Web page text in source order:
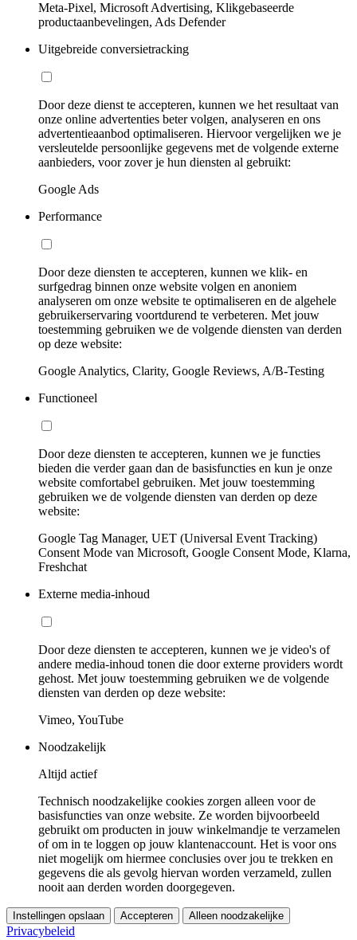
Meta-Pixel, Microsoft Advertising, Klikgebaseerde
productaanbevelingen, Ads Defender
Uitgebreide conversietracking
Door deze dienst te accepteren, kunnen we het resultaat van
onze online advertenties beter volgen, analyseren en ons
advertentieaanbod optimaliseren. Hiervoor vergelijken we je
versleutelde persoonlijke gegevens met de volgende externe
aanbieders, voor zover je hun diensten al gebruikt:
Google Ads
Performance
Door deze diensten te accepteren, kunnen we klik- en
surfgedrag binnen onze website volgen en anoniem
analyseren om onze website te optimaliseren en de algehele
gebruikerservaring voortdurend te verbeteren. Met jouw
toestemming gebruiken we de volgende diensten van derden
op deze website:
Google Analytics, Clarity, Google Reviews, A/B-Testing
Functioneel
Door deze diensten te accepteren, kunnen we je functies
bieden die verder gaan dan de basisfuncties en kun je onze
website comfortabel gebruiken. Met jouw toestemming
gebruiken we de volgende diensten van derden op deze
website:
Google Tag Manager, UET (Universal Event Tracking)
Consent Mode van Microsoft, Google Consent Mode, Klarna,
Freshchat
Externe media-inhoud
Door deze diensten te accepteren, kunnen we je video's of
andere media-inhoud tonen die door externe providers wordt
gehost. Met jouw toestemming gebruiken we de volgende
diensten van derden op deze website:
Vimeo, YouTube
Noodzakelijk
Altijd actief
Technisch noodzakelijke cookies zorgen alleen voor de
basisfuncties van onze website. Ze worden bijvoorbeeld
gebruikt om producten in jouw winkelmandje te verzamelen
of om in te loggen op jouw klantenaccount. Het is voor ons
niet mogelijk om hiermee conclusies over jou te trekken en
gegevens die als gevolg hiervan worden verzameld, zullen
nooit aan derden worden doorgegeven.
Instellingen opslaan Accepteren Alleen noodzakelijke
Privacybeleid